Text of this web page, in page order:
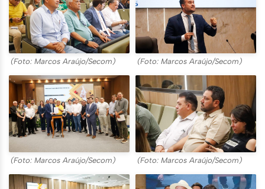
(Foto: Marcos Araújo/Secom) (Foto: Marcos Araújo/Secom)
(Foto: Marcos Araújo/Secom) (Foto: Marcos Araújo/Secom)